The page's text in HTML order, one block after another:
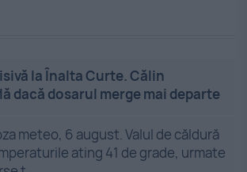
la Înalta Curte. Călin
dacă dosarul merge mai departe
meteo, 6 august. Valul de căldură
ating 41 de grade, urmate